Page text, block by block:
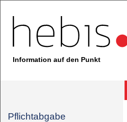
Information auf den Punkt
Pflichtabgabe